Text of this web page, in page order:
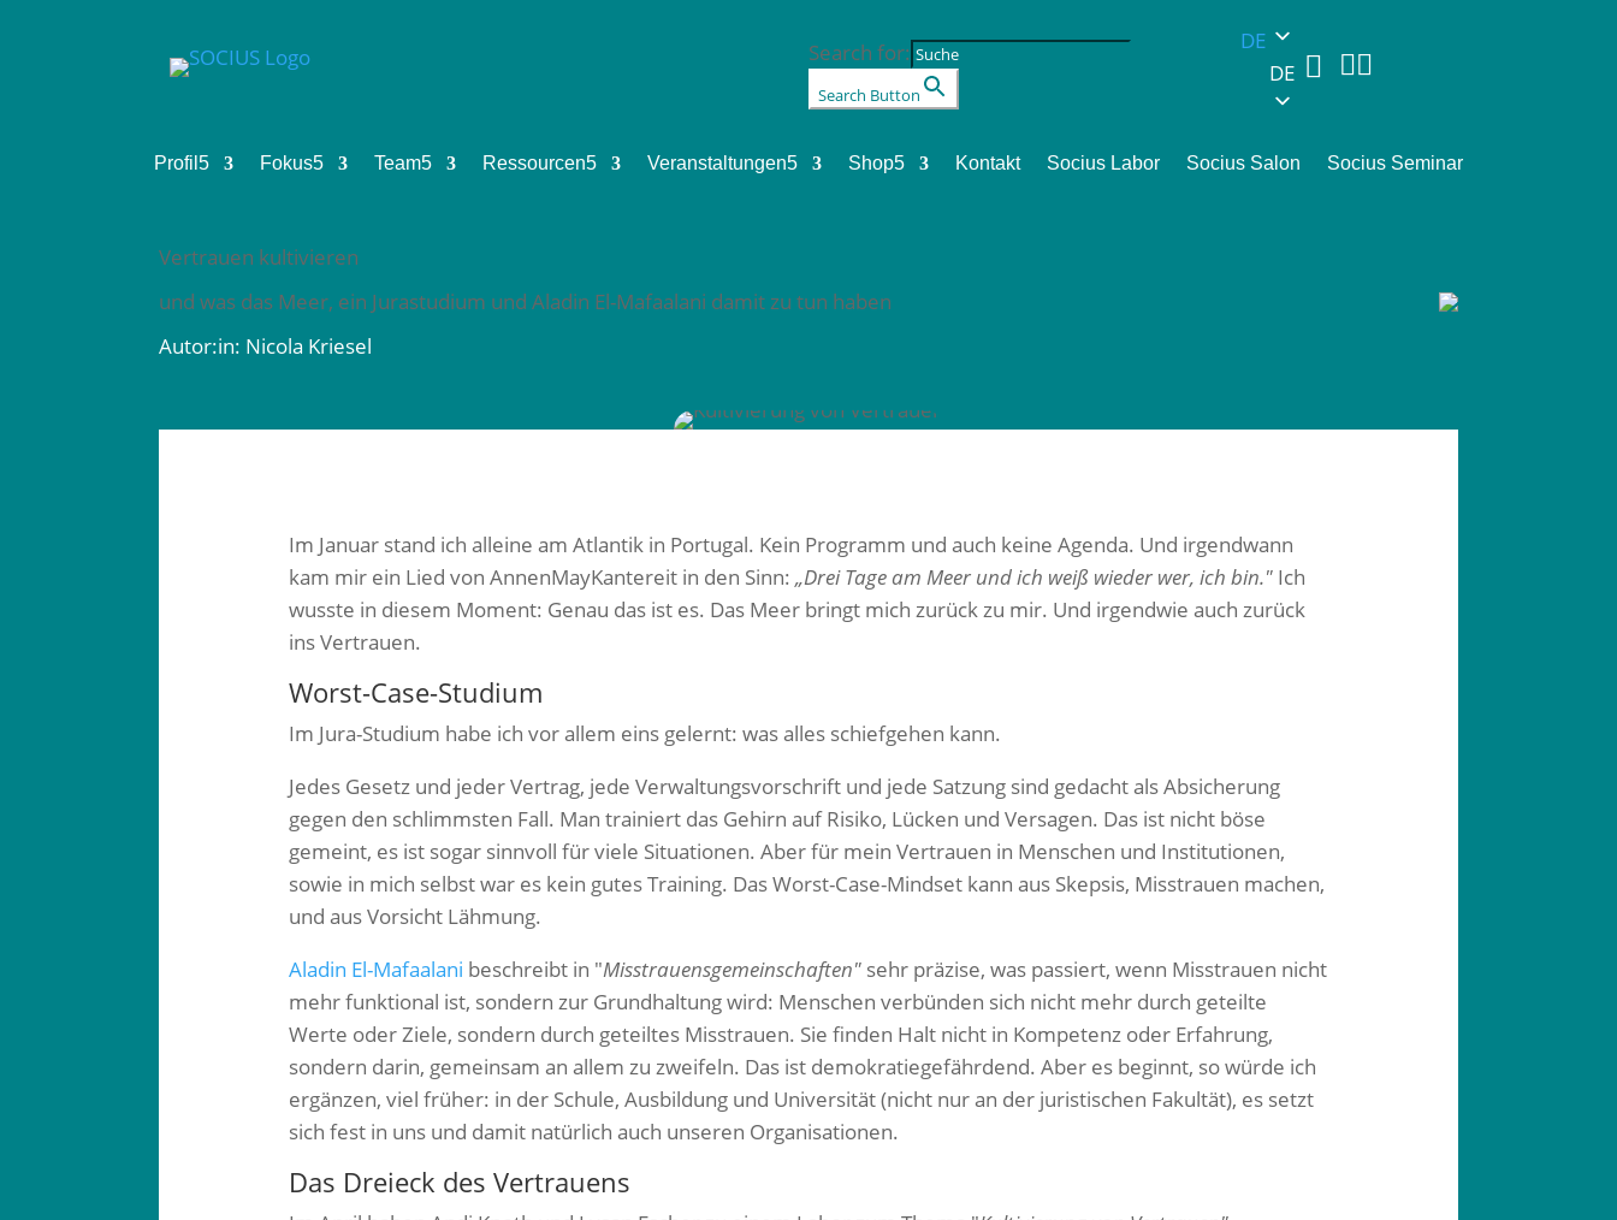
Search for:
Search Button
DE
DE  
Profil 5 Fokus5 Team5 Ressourcen5 Veranstaltungen5 Shop5 Kontakt Socius Labor Socius Salon Socius Seminar
Vertrauen kultivieren
und was das Meer, ein Jurastudium und Aladin El-Mafaalani damit zu tun haben
Autor:in: Nicola Kriesel
Im Januar stand ich alleine am Atlantik in Portugal. Kein Programm und auch keine Agenda. Und irgendwann
kam mir ein Lied von AnnenMayKantereit in den Sinn: „Drei Tage am Meer und ich weiß wieder wer, ich bin." Ich
wusste in diesem Moment: Genau das ist es. Das Meer bringt mich zurück zu mir. Und irgendwie auch zurück
ins Vertrauen.
Worst-Case-Studium
Im Jura-Studium habe ich vor allem eins gelernt: was alles schiefgehen kann.
Jedes Gesetz und jeder Vertrag, jede Verwaltungsvorschrift und jede Satzung sind gedacht als Absicherung
gegen den schlimmsten Fall. Man trainiert das Gehirn auf Risiko, Lücken und Versagen. Das ist nicht böse
gemeint, es ist sogar sinnvoll für viele Situationen. Aber für mein Vertrauen in Menschen und Institutionen,
sowie in mich selbst war es kein gutes Training. Das Worst-Case-Mindset kann aus Skepsis, Misstrauen machen,
und aus Vorsicht Lähmung.
Aladin El-Mafaalani beschreibt in "Misstrauensgemeinschaften" sehr präzise, was passiert, wenn Misstrauen nicht
mehr funktional ist, sondern zur Grundhaltung wird: Menschen verbünden sich nicht mehr durch geteilte
Werte oder Ziele, sondern durch geteiltes Misstrauen. Sie finden Halt nicht in Kompetenz oder Erfahrung,
sondern darin, gemeinsam an allem zu zweifeln. Das ist demokratiegefährdend. Aber es beginnt, so würde ich
ergänzen, viel früher: in der Schule, Ausbildung und Universität (nicht nur an der juristischen Fakultät), es setzt
sich fest in uns und damit natürlich auch unseren Organisationen.
Das Dreieck des Vertrauens